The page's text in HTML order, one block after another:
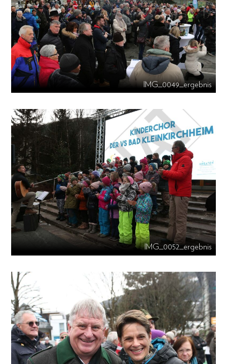
IMG_0049_ergebnis
IMG_0052_ergebnis